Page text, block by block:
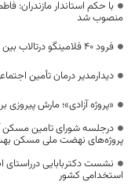
با حکم استاندار مازندران:
منصوب شد
فرود ۴۰ فلامینگو درتالاب بین المللی پارک ملی بوجاق
دیدارمدیر درمان تأمین
«پروژه آزادی»؛ مارش
درجلسه شورای تامین مسکن
پروژه‌های نهضت ملی مسکن
نشست دکتربابایی درراستای
استخدامی کشور